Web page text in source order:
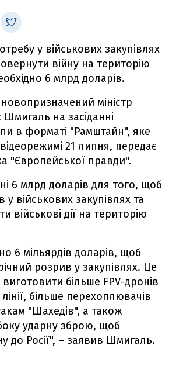
у військових закупівлях
війну на територію
6 млрд доларів.
міністр
на засіданні
в форматі "Рамштайн", яке
21 липня, передає
"Європейської правди".
6 млрд доларів для того, щоб
військових закупівлях та
військові дії на територію
6 мільярдів доларів, щоб
розрив у закупівлях. Це
більше FPV-дронів
більше перехоплювачів
"Шахедів", а також
ударну зброю, щоб
до Росії", – заявив Шмигаль.